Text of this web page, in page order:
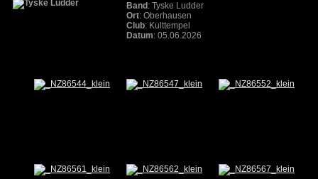
Band : Tyske Ludder
Ort: Oberhausen
Club: Kulttempel
Datum: 05.06.2026